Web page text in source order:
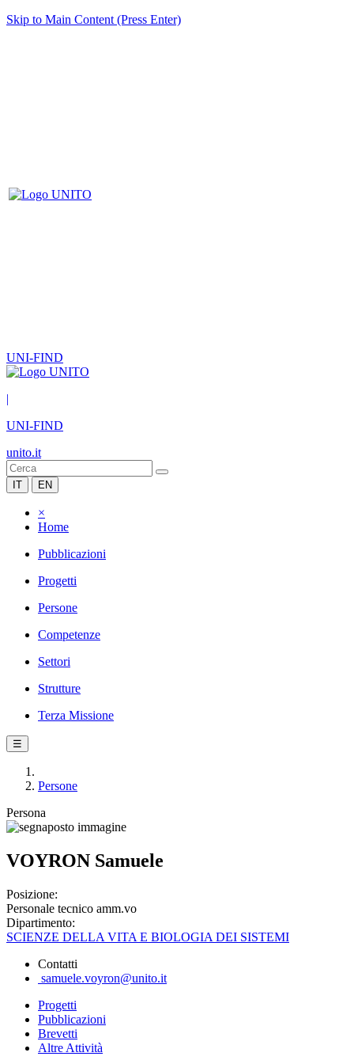
Skip to Main Content (Press Enter)
UNI-FIND
|
UNI-FIND
unito.it
IT EN
×
Home
Pubblicazioni
Progetti
Persone
Competenze
Settori
Strutture
Terza Missione
☰
Persone
Persona
VOYRON Samuele
Posizione:
Personale tecnico amm.vo
Dipartimento:
SCIENZE DELLA VITA E BIOLOGIA DEI SISTEMI
Contatti
samuele.voyron@unito.it
Progetti
Pubblicazioni
Brevetti
Altre Attività